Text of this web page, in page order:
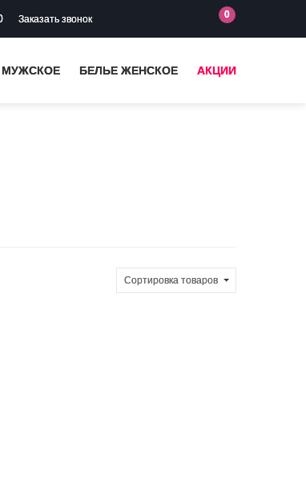
Заказать звонок 0
МУЖСКОЕ БЕЛЬЕ ЖЕНСКОЕ АКЦИИ
Сортировка товаров